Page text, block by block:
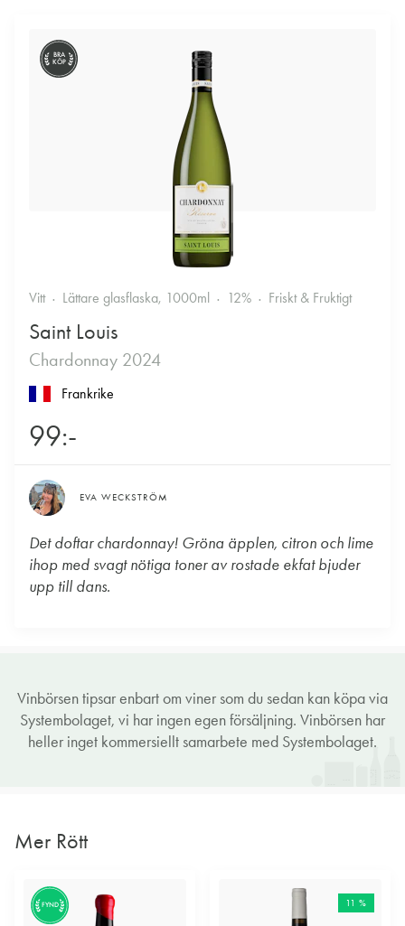
BRA
KÖP
Vitt Lättare glasflaska, 1000ml 12% Friskt & Fruktigt
Saint Louis
Chardonnay 2024
Frankrike
99:-
EVA WECKSTRÖM
Det doftar chardonnay! Gröna äpplen, citron och lime
ihop med svagt nötiga toner av rostade ekfat bjuder
upp till dans.
Vinbörsen tipsar enbart om viner som du sedan kan köpa via
Systembolaget, vi har ingen egen försäljning. Vinbörsen har
heller inget kommersiellt samarbete med Systembolaget.
Mer Rött
FYND 11 %